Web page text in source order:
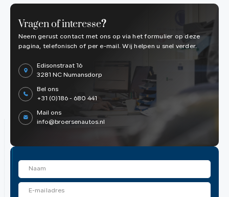
Vragen of interesse?
Neem gerust contact met ons op via het formulier op deze
pagina, telefonisch of per e-mail. Wij helpen u snel verder.
Edisonstraat 16
3281 NC Numansdorp
Bel ons
+31 (0)186 - 680 441
Mail ons
info@broersenautos.nl